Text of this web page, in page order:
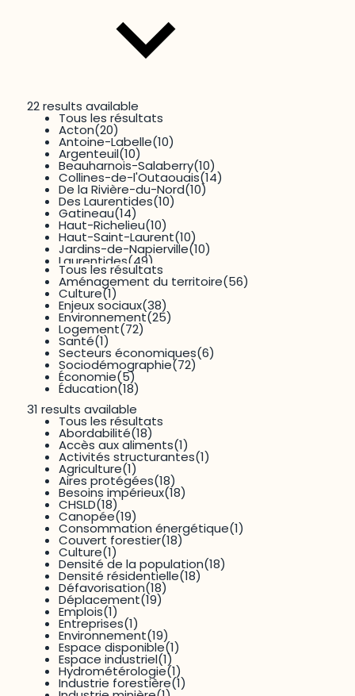
22 results available
Thématique
11 results available
Dimension
31 results available
RECHERCHER
194résultats
Données et statistiques
Agriculture – Acton
Tous les résultats
Acton(20)
Antoine-Labelle(10)
Argenteuil(10)
Beauharnois-Salaberry(10)
Collines-de-l'Outaouais(14)
De la Rivière-du-Nord(10)
Des Laurentides(10)
Gatineau(14)
Haut-Richelieu(10)
Haut-Saint-Laurent(10)
Jardins-de-Napierville(10)
Laurentides(49)
Maskoutains(10)
Montérégie(91)
Outaouais (54)
Papineau(14)
Pays-d'en-Haut(10)
Pierre-De-Saurel
Pontiac(14)
Rouville(10)
Vallée-de-la-Gatineau
Tous les résultats
Aménagement du territoire(56)
Culture(1)
Enjeux sociaux(38)
Environnement(25)
Logement(72)
Santé(1)
Secteurs économiques(6)
Sociodémographie(72)
Économie(5)
Éducation(18)
Tous les résultats
Abordabilité(18)
Accès aux aliments(1)
Activités structurantes(1)
Agriculture(1)
Aires protégées(18)
Besoins impérieux(18)
CHSLD(18)
Canopée(19)
Consommation énergétique(1)
Couvert forestier(18)
Culture(1)
Densité de la population(18)
Densité résidentielle(18)
Défavorisation(18)
Déplacement(19)
Emplois(1)
Entreprises(1)
Environnement(19)
Espace disponible(1)
Espace industriel(1)
Hydrométérologie(1)
Industrie forestière(1)